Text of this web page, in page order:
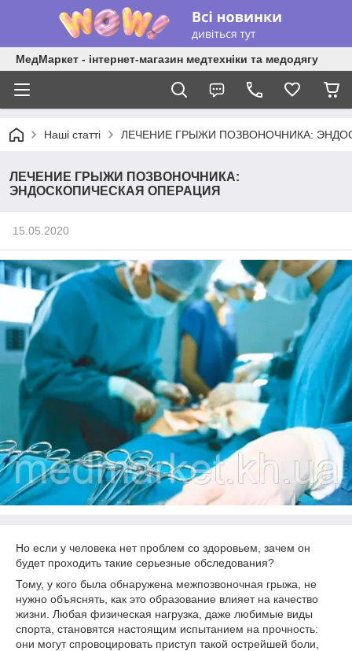
МедМаркет - інтернет-магазин медтехніки та медодягу
Наші статті ЛЕЧЕНИЕ ГРЫЖИ ПОЗВОНОЧНИКА:
ЛЕЧЕНИЕ ГРЫЖИ ПОЗВОНОЧНИКА:
ЭНДОСКОПИЧЕСКАЯ ОПЕРАЦИЯ
15.05.2020
Но если у человека нет проблем со здоровьем, зачем он
будет проходить такие серьезные обследования?
Тому, у кого была обнаружена межпозвоночная грыжа, не
нужно объяснять, как это образование влияет на качество
жизни. Любая физическая нагрузка, даже любимые виды
спорта, становятся настоящим испытанием на прочность:
они могут спровоцировать приступ такой острейшей боли,